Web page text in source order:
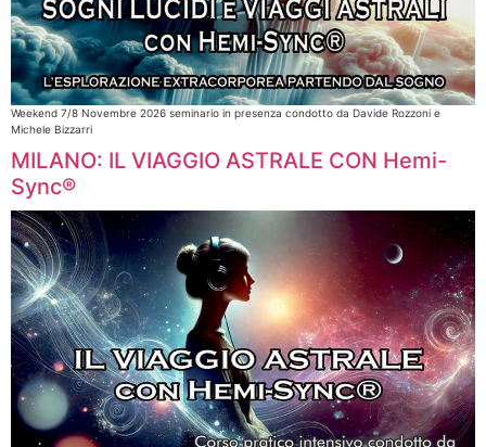
Weekend 7/8 Novembre 2026 seminario in presenza condotto da Davide Rozzoni e
Michele Bizzarri​
MILANO: IL VIAGGIO ASTRALE CON Hemi-
Sync®